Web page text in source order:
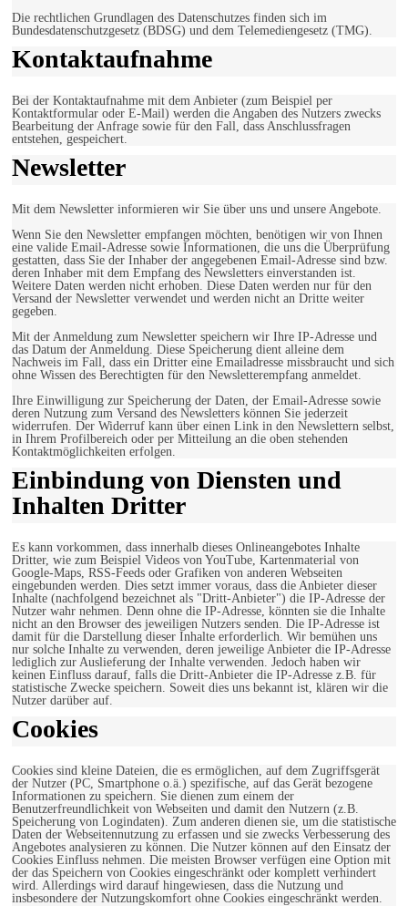
Die rechtlichen Grundlagen des Datenschutzes finden sich im
Bundesdatenschutzgesetz (BDSG) und dem Telemediengesetz (TMG).
Kontaktaufnahme
Bei der Kontaktaufnahme mit dem Anbieter (zum Beispiel per
Kontaktformular oder E-Mail) werden die Angaben des Nutzers zwecks
Bearbeitung der Anfrage sowie für den Fall, dass Anschlussfragen
entstehen, gespeichert.
Newsletter
Mit dem Newsletter informieren wir Sie über uns und unsere Angebote.
Wenn Sie den Newsletter empfangen möchten, benötigen wir von Ihnen
eine valide Email-Adresse sowie Informationen, die uns die Überprüfung
gestatten, dass Sie der Inhaber der angegebenen Email-Adresse sind bzw.
deren Inhaber mit dem Empfang des Newsletters einverstanden ist.
Weitere Daten werden nicht erhoben. Diese Daten werden nur für den
Versand der Newsletter verwendet und werden nicht an Dritte weiter
gegeben.
Mit der Anmeldung zum Newsletter speichern wir Ihre IP-Adresse und
das Datum der Anmeldung. Diese Speicherung dient alleine dem
Nachweis im Fall, dass ein Dritter eine Emailadresse missbraucht und sich
ohne Wissen des Berechtigten für den Newsletterempfang anmeldet.
Ihre Einwilligung zur Speicherung der Daten, der Email-Adresse sowie
deren Nutzung zum Versand des Newsletters können Sie jederzeit
widerrufen. Der Widerruf kann über einen Link in den Newslettern selbst,
in Ihrem Profilbereich oder per Mitteilung an die oben stehenden
Kontaktmöglichkeiten erfolgen.
Einbindung von Diensten und
Inhalten Dritter
Es kann vorkommen, dass innerhalb dieses Onlineangebotes Inhalte
Dritter, wie zum Beispiel Videos von YouTube, Kartenmaterial von
Google-Maps, RSS-Feeds oder Grafiken von anderen Webseiten
eingebunden werden. Dies setzt immer voraus, dass die Anbieter dieser
Inhalte (nachfolgend bezeichnet als "Dritt-Anbieter") die IP-Adresse der
Nutzer wahr nehmen. Denn ohne die IP-Adresse, könnten sie die Inhalte
nicht an den Browser des jeweiligen Nutzers senden. Die IP-Adresse ist
damit für die Darstellung dieser Inhalte erforderlich. Wir bemühen uns
nur solche Inhalte zu verwenden, deren jeweilige Anbieter die IP-Adresse
lediglich zur Auslieferung der Inhalte verwenden. Jedoch haben wir
keinen Einfluss darauf, falls die Dritt-Anbieter die IP-Adresse z.B. für
statistische Zwecke speichern. Soweit dies uns bekannt ist, klären wir die
Nutzer darüber auf.
Cookies
Cookies sind kleine Dateien, die es ermöglichen, auf dem Zugriffsgerät
der Nutzer (PC, Smartphone o.ä.) spezifische, auf das Gerät bezogene
Informationen zu speichern. Sie dienen zum einem der
Benutzerfreundlichkeit von Webseiten und damit den Nutzern (z.B.
Speicherung von Logindaten). Zum anderen dienen sie, um die statistische
Daten der Webseitennutzung zu erfassen und sie zwecks Verbesserung des
Angebotes analysieren zu können. Die Nutzer können auf den Einsatz der
Cookies Einfluss nehmen. Die meisten Browser verfügen eine Option mit
der das Speichern von Cookies eingeschränkt oder komplett verhindert
wird. Allerdings wird darauf hingewiesen, dass die Nutzung und
insbesondere der Nutzungskomfort ohne Cookies eingeschränkt werden.